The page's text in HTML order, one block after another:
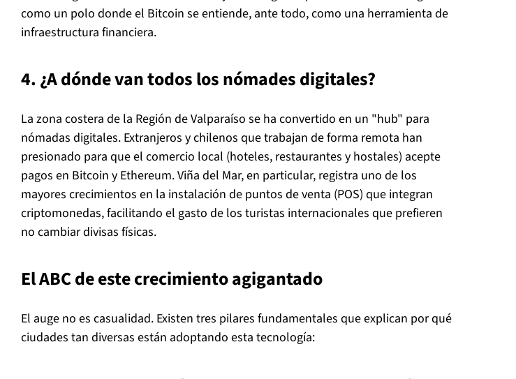
como un polo donde el Bitcoin se entiende, ante todo, como una herramienta de
infraestructura financiera.
4. ¿A dónde van todos los nómades digitales?
La zona costera de la Región de Valparaíso se ha convertido en un "hub" para
nómadas digitales. Extranjeros y chilenos que trabajan de forma remota han
presionado para que el comercio local (hoteles, restaurantes y hostales) acepte
pagos en Bitcoin y Ethereum. Viña del Mar, en particular, registra uno de los
mayores crecimientos en la instalación de puntos de venta (POS) que integran
criptomonedas, facilitando el gasto de los turistas internacionales que prefieren
no cambiar divisas físicas.
El ABC de este crecimiento agigantado
El auge no es casualidad. Existen tres pilares fundamentales que explican por qué
ciudades tan diversas están adoptando esta tecnología: